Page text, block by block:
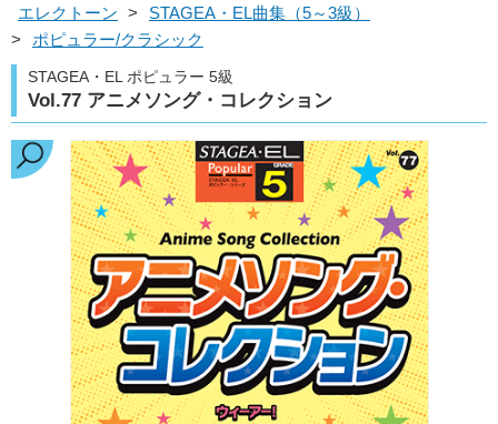
エレクトーン >
STAGEA・EL曲集（5～3級）
>
ポピュラー/クラシック
STAGEA・EL ポピュラー 5級
Vol.77 アニメソング・コレクション